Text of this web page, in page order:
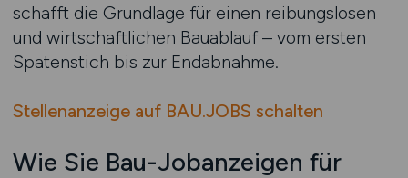
schafft die Grundlage für einen reibungslosen
und wirtschaftlichen Bauablauf – vom ersten
Spatenstich bis zur Endabnahme.
Stellenanzeige auf BAU.JOBS schalten
Wie Sie Bau-Jobanzeigen für